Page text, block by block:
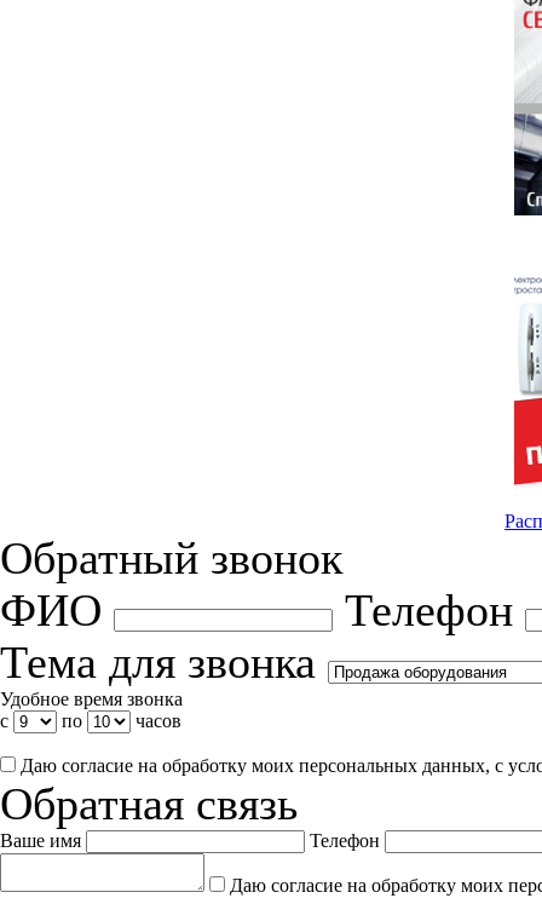
Обратный звонок
ФИО
Телефон
Тема для звонка
Удобное время звонка
с
по часов
Даю согласие на обработку моих персональных данных, с
Обратная связь
Ваше имя Телефон
Даю согласие на обработку моих